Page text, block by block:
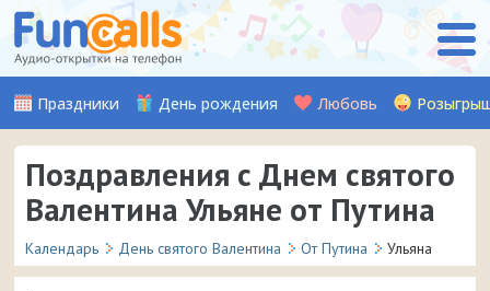
Праздники День рождения Любовь
Поздравления с Днем святого
Валентина Ульяне от Путина
Календарь День святого Валентина От Путина Ульяна